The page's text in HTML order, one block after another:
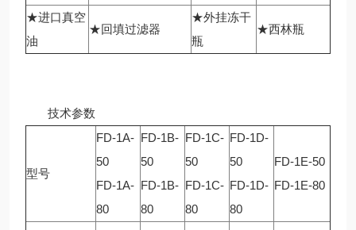
★进口真空
油
★回填过滤器
★外挂冻干
瓶
★西林瓶
技术参数
型号
FD-1A-
50
FD-1A-
80
FD-1B-
50
FD-1B-
80
FD-1C-
50
FD-1C-
80
FD-1D-
50
FD-1D-
80
FD-1E-50
FD-1E-80